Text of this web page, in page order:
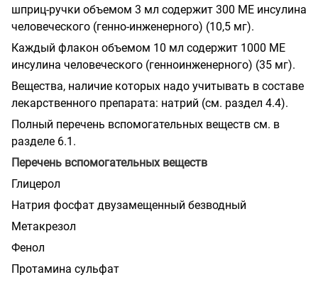
шприц-ручки объемом 3 мл содержит 300 МЕ инсулина
человеческого (генно-инженерного) (10,5 мг).
Каждый флакон объемом 10 мл содержит 1000 МЕ
инсулина человеческого (генноинженерного) (35 мг).
Вещества, наличие которых надо учитывать в составе
лекарственного препарата: натрий (см. раздел 4.4).
Полный перечень вспомогательных веществ см. в
разделе 6.1.
Перечень вспомогательных веществ
Глицерол
Натрия фосфат двузамещенный безводный
Метакрезол
Фенол
Протамина сульфат